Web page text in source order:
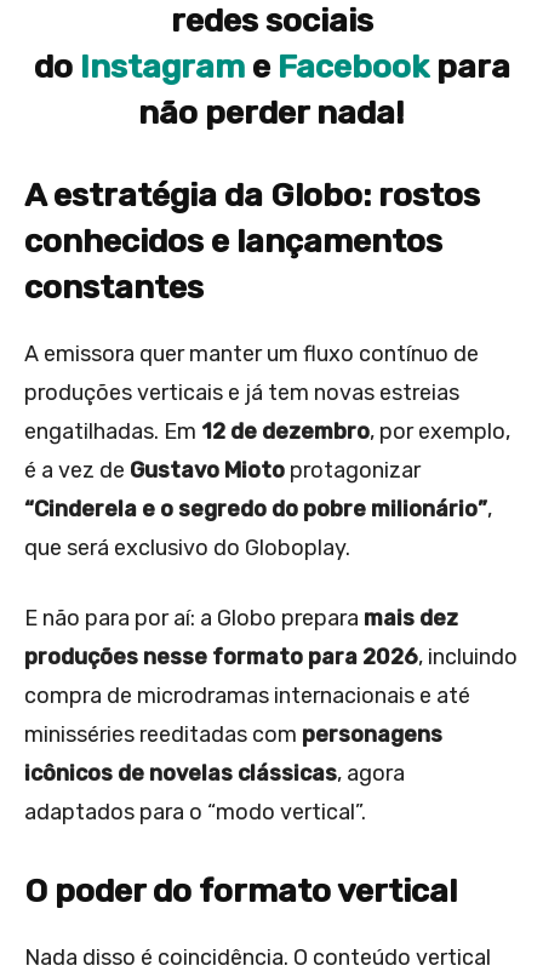
redes sociais
do Instagram e Facebookpara
não perder nada!
A estratégia da Globo: rostos
conhecidos e lançamentos
constantes
A emissora quer manter um fluxo contínuo de
produções verticais e já tem novas estreias
engatilhadas. Em 12 de dezembro, por exemplo,
é a vez de Gustavo Mioto protagonizar
“Cinderela e o segredo do pobre milionário”,
que será exclusivo do Globoplay.
E não para por aí: a Globo prepara mais dez
produções nesse formato para 2026, incluindo
compra de microdramas internacionais e até
minisséries reeditadas com personagens
icônicos de novelas clássicas, agora
adaptados para o “modo vertical”.
O poder do formato vertical
Nada disso é coincidência. O conteúdo vertical